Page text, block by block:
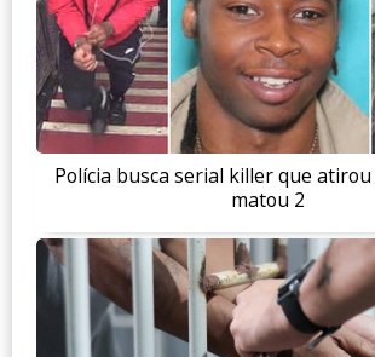
Polícia busca serial killer que atirou
matou 2